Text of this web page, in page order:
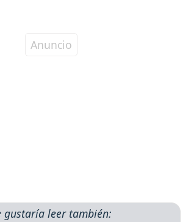
gustaría leer también: